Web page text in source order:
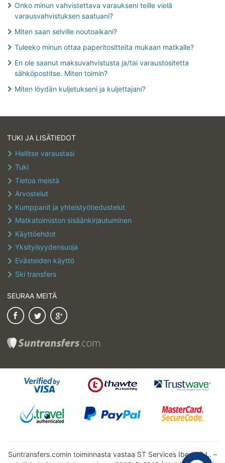
Varauksen muuttaminen tai peruminen
Maksut / Palautukset
Onko minun vahvistettava varaukseni teille vielä
varausvahvistuksen saatuani?
Miten saan selville noutoaikani?
Tuleeko minun ottaa paperitositteita mukaan matkalle?
En ole saanut maksuvahvistusta ja/tai varaustositetta
sähköpostitse. Miten toimin?
Miten löydän kuljetukseni ja kuljettajani?
TUKI JA LISÄTIEDOT
Hallitse varaustasi
Tuki
Tietoa meistä
Arvostelut
Kumppanit ja yhteistyötiedustelut
Matkatoimiston sisäänkirjautuminen
Käyttöehdot
Yksityisyydensuoja
Evästeiden käyttö
Ski transfers
SEURAA MEITÄ
Suntransfers.comin toiminnasta vastaa ST Services Iberia S.L. –